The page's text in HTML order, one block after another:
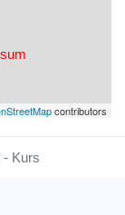
contributors
- Kurs